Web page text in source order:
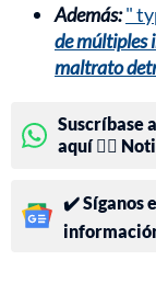
Además:"
de múltiples
maltrato
Suscríbase
aquí 👉🏻
✔️ Síganos